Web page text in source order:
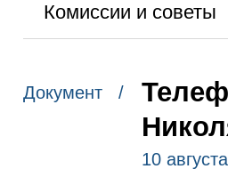
Комиссии и советы
Документ /
10